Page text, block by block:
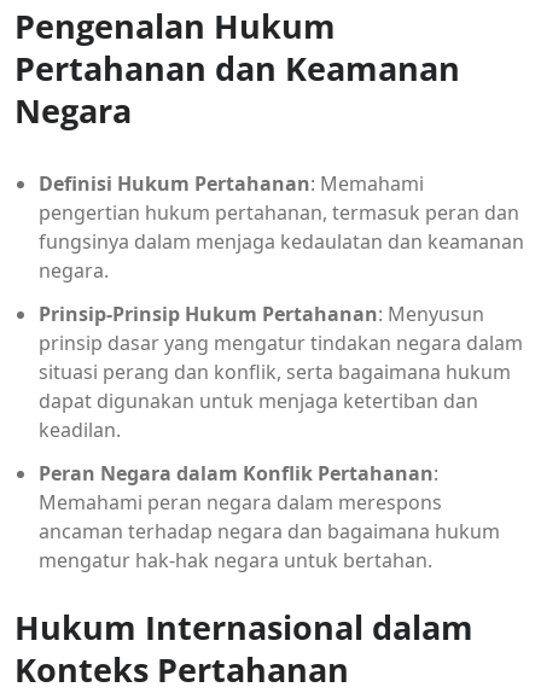
Pengenalan Hukum
Pertahanan dan Keamanan
Negara
Definisi Hukum Pertahanan: Memahami
pengertian hukum pertahanan, termasuk peran dan
fungsinya dalam menjaga kedaulatan dan keamanan
negara.
Prinsip-Prinsip Hukum Pertahanan: Menyusun
prinsip dasar yang mengatur tindakan negara dalam
situasi perang dan konflik, serta bagaimana hukum
dapat digunakan untuk menjaga ketertiban dan
keadilan.
Peran Negara dalam Konflik Pertahanan:
Memahami peran negara dalam merespons
ancaman terhadap negara dan bagaimana hukum
mengatur hak-hak negara untuk bertahan.
Hukum Internasional dalam
Konteks Pertahanan